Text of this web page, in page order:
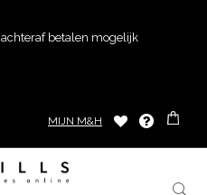
achteraf betalen mogelijk
MIJN M&H